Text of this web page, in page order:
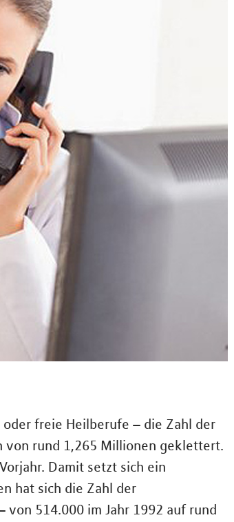
freie Heilberufe – die Zahl der
von rund 1,265 Millionen geklettert.
Damit setzt sich ein
hat sich die Zahl der
514.000 im Jahr 1992 auf rund